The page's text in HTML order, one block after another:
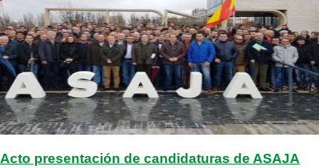
Acto presentación de candidaturas de ASAJA